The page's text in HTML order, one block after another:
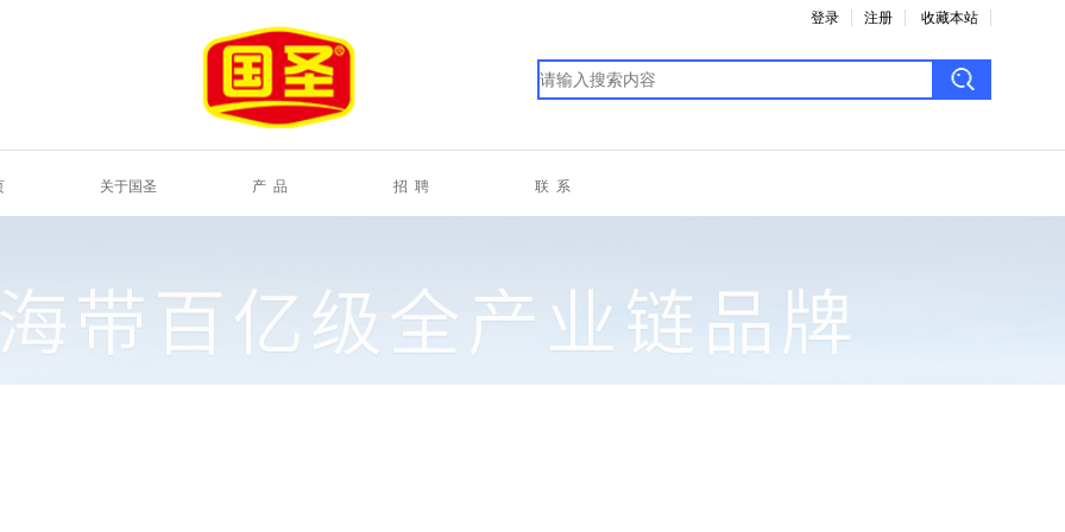
登录 注册 收藏本站
关于国圣 产 品 招 聘 联 系